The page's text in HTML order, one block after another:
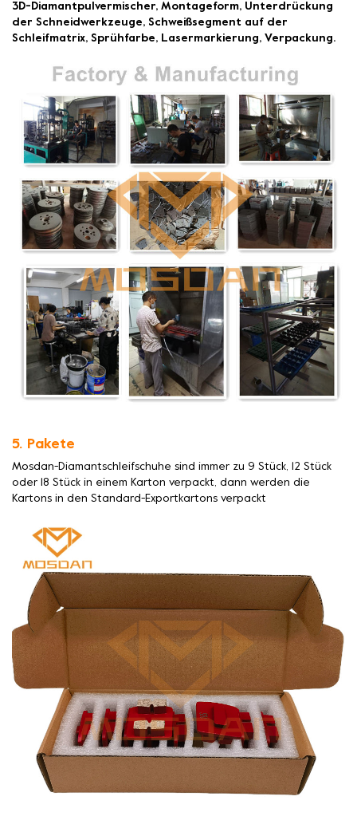
3D-Diamantpulvermischer, Montageform, Unterdrückung
der Schneidwerkzeuge, Schweißsegment auf der
Schleifmatrix, Sprühfarbe, Lasermarkierung, Verpackung.
5. Pakete
Mosdan-Diamantschleifschuhe sind immer zu 9 Stück, 12 Stück
oder 18 Stück in einem Karton verpackt, dann werden die
Kartons in den Standard-Exportkartons verpackt